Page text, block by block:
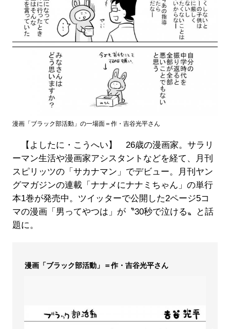
漫画「ブラック部活動」の一場面＝作・吉谷光平さん
【よしたに・こうへい】 26歳の漫画家。サラリ
ーマン生活や漫画家アシスタントなどを経て、月刊
スピリッツの「サカナマン」でデビュー。月刊ヤン
グマガジンの連載「ナナメにナナミちゃん」の単行
本1巻が発売中。ツイッターで公開した2ページ5コ
マの漫画「男ってやつは」が〝30秒で泣ける〟と話
題に。
漫画「ブラック部活動」＝作・吉谷光平さん